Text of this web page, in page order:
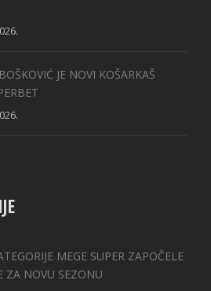
JE NOVI KOŠARKAŠ
MEGE SUPER ZAPOČELE
ZA NOVU SEZONU